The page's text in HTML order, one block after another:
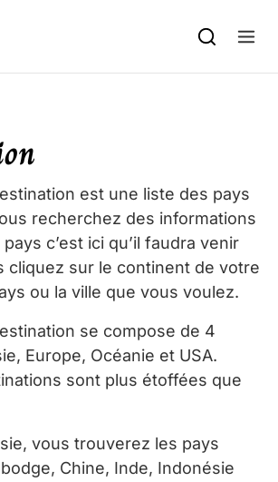
est une liste des pays
recherchez des informations
c’est ici qu’il faudra venir
cliquez sur le continent de votre
ou la ville que vous voulez.
se compose de 4
Europe, Océanie et USA.
sont plus étoffées que
vous trouverez les pays
Chine, Inde, Indonésie